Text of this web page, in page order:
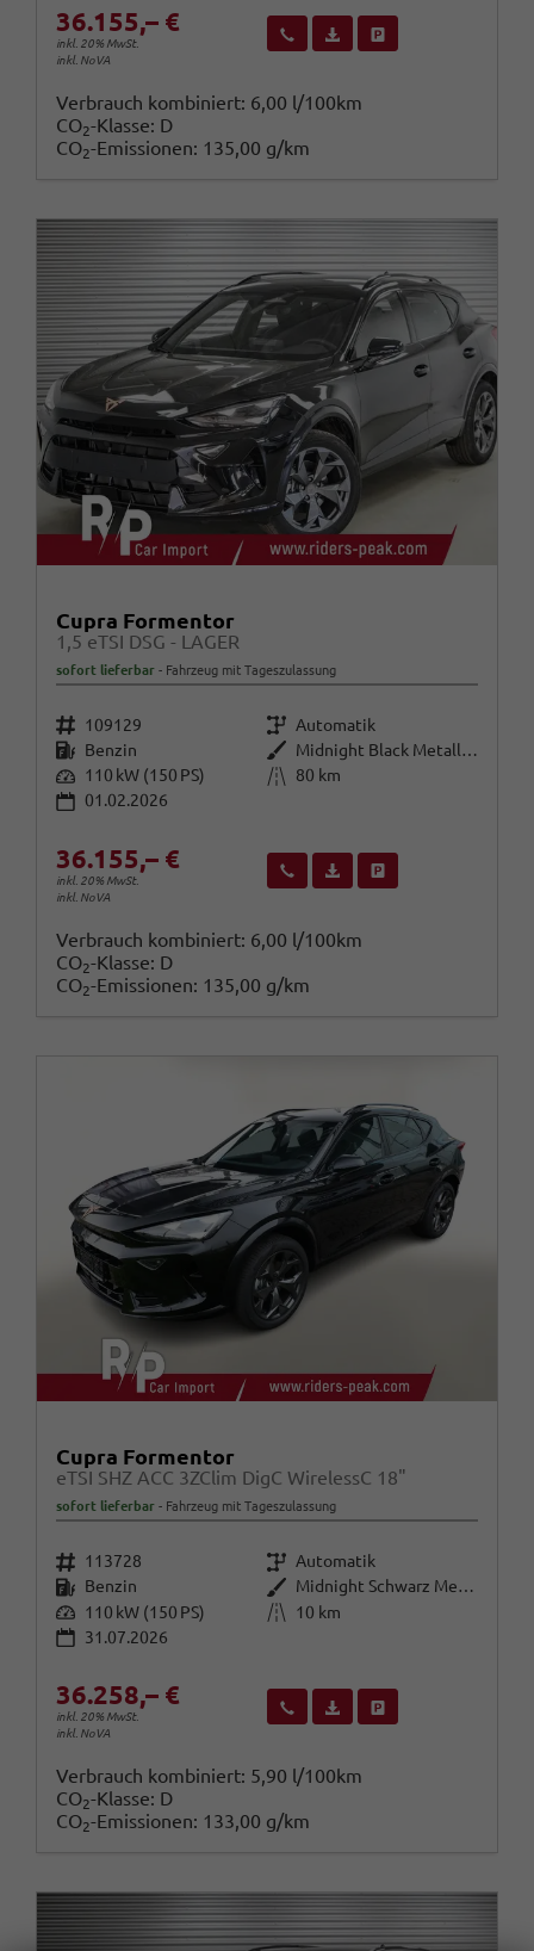
36.155,– €
inkl. 20% MwSt.
inkl. NoVA
Wir rufen Sie anFahrzeugexposé (PDF)
Verbrauch kombiniert: 6,00 l/100km
CO2-Klasse: D
CO2-Emissionen: 135,00 g/km
Cupra Formentor
1,5 eTSI DSG - LAGER
sofort lieferbar Fahrzeug mit Tageszulassung
Fahrzeugnr. 109129 Getriebe Automatik
Kraftstoff Benzin Außenfarbe
Midnight Black Metallic (0E)
Leistung 110 kW (150 PS) Kilometerstand
80 km
01.02.2026
36.155,– €
inkl. 20% MwSt.
inkl. NoVA
Wir rufen Sie anFahrzeugexposé (PDF)
Verbrauch kombiniert: 6,00 l/100km
CO2-Klasse: D
CO2-Emissionen: 135,00 g/km
Cupra Formentor
eTSI SHZ ACC 3ZClim DigC WirelessC 18"
sofort lieferbar Fahrzeug mit Tageszulassung
Fahrzeugnr. 113728 Getriebe Automatik
Kraftstoff Benzin Außenfarbe
Midnight Schwarz Metallic
Leistung 110 kW (150 PS) Kilometerstand
10 km
31.07.2026
36.258,– €
inkl. 20% MwSt.
inkl. NoVA
Wir rufen Sie anFahrzeugexposé (PDF)
Verbrauch kombiniert: 5,90 l/100km
CO2-Klasse: D
CO2-Emissionen: 133,00 g/km